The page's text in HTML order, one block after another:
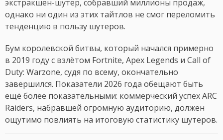
экстракшен-шутер, собравший миллионы продаж,
однако ни один из этих тайтлов не смог переломить
тенденцию в пользу шутеров.
Бум королевской битвы, который начался примерно
в 2019 году с взлётом Fortnite, Apex Legends и Call of
Duty: Warzone, судя по всему, окончательно
завершился. Показатели 2026 года обещают быть
ещё более показательными: коммерческий успех ARC
Raiders, набравшей огромную аудиторию, должен
ощутимо повлиять на итоговую статистику шутеров.